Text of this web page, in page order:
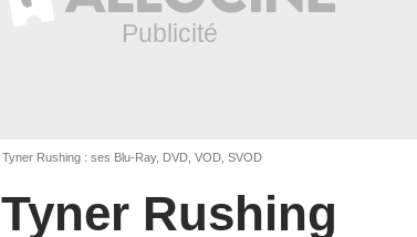
Tyner Rushing : ses Blu-Ray, DVD, VOD, SVOD
Tyner Rushing